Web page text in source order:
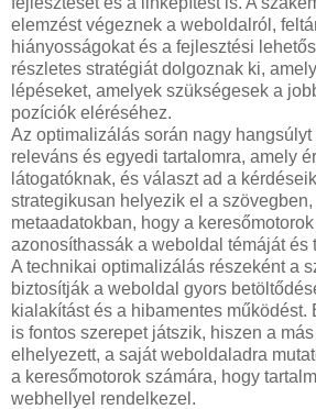
elemzést végeznek a weboldalról,
hiányosságokat és a fejlesztési
részletes stratégiát dolgoznak ki,
lépéseket, amelyek szükségesek a
pozíciók eléréséhez.
Az optimalizálás során nagy
releváns és egyedi tartalomra, amely
látogatóknak, és választ ad a
strategikusan helyezik el a
metaadatokban, hogy a
azonosíthassák a weboldal témáját és
A technikai optimalizálás részeként a
biztosítják a weboldal gyors
kialakítást és a hibamentes működést.
is fontos szerepet játszik, hiszen a
elhelyezett, a saját weboldaladra
a keresőmotorok számára, hogy
webhellyel rendelkezel.